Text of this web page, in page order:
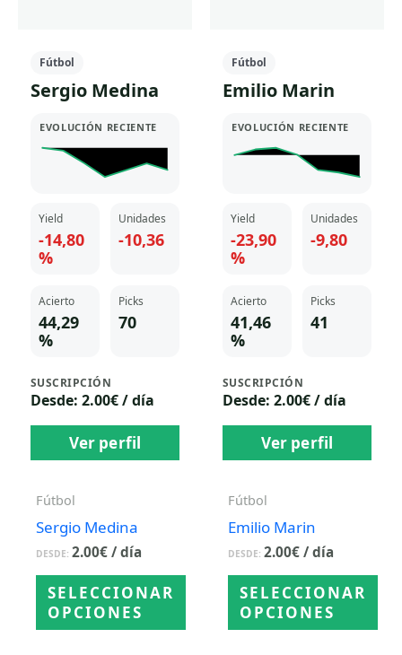
la
página
de
producto
página
de
Fútbol
Sergio Medina
EVOLUCIÓN RECIENTE
Yield
-14,80
%
Unidades
-10,36
Acierto
44,29
%
Picks
70
SUSCRIPCIÓN
Desde: 2.00€ / día
Ver perfil
Fútbol
Sergio Medina
DESDE:2.00€ / día
SELECCIONAR
OPCIONES
Fútbol
Emilio Marin
EVOLUCIÓN RECIENTE
Yield
-23,90
%
Unidades
-9,80
Acierto
41,46
%
Picks
41
SUSCRIPCIÓN
Desde: 2.00€ / día
Ver perfil
Fútbol
Emilio Marin
DESDE:2.00€ / día
SELECCIONAR
OPCIONES